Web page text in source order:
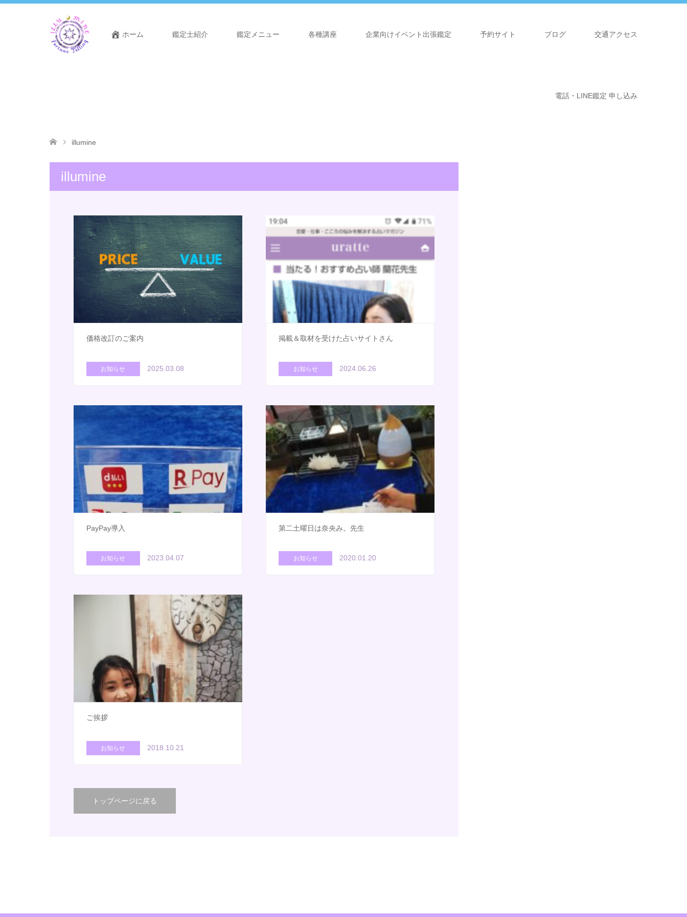
ホーム 鑑定士紹介 鑑定メニュー 各種講座 企業向けイベント出張鑑定 予約サイト ブログ 交通アクセス
電話・LINE鑑定 申し込み
illumine
illumine
価格改訂のご案内
お知らせ 2025.03.08
掲載＆取材を受けた占いサイトさん
お知らせ 2024.06.26
PayPay導入
お知らせ 2023.04.07
第二土曜日は奈央み。先生
お知らせ 2020.01.20
ご挨拶
お知らせ 2018.10.21
トップページに戻る